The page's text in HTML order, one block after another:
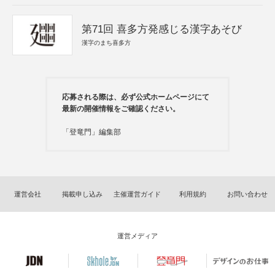
第71回 喜多方発感じる漢字あそび
漢字のまち喜多方
応募される際は、必ず公式ホームページにて
最新の開催情報をご確認ください。
「登竜門」編集部
運営会社 掲載申し込み 主催運営ガイド 利用規約 お問い合わせ
運営メディア